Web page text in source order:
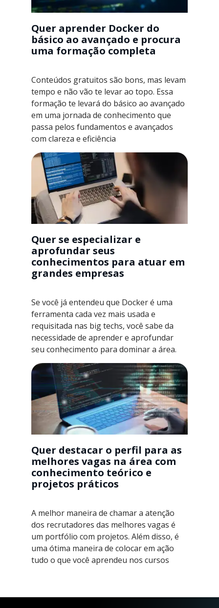
Quer aprender Docker do
básico ao avançado e procura
uma formação completa
Conteúdos gratuitos são bons, mas levam
tempo e não vão te levar ao topo. Essa
formação te levará do básico ao avançado
em uma jornada de conhecimento que
passa pelos fundamentos e avançados
com clareza e eficiência
Quer se especializar e
aprofundar seus
conhecimentos para atuar em
grandes empresas
Se você já entendeu que Docker é uma
ferramenta cada vez mais usada e
requisitada nas big techs, você sabe da
necessidade de aprender e aprofundar
seu conhecimento para dominar a área.
Quer destacar o perfil para as
melhores vagas na área com
conhecimento teórico e
projetos práticos
A melhor maneira de chamar a atenção
dos recrutadores das melhores vagas é
um portfólio com projetos. Além disso, é
uma ótima maneira de colocar em ação
tudo o que você aprendeu nos cursos